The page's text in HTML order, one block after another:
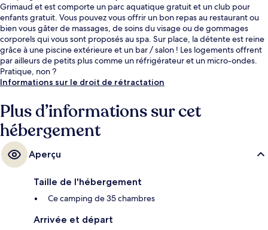
Grimaud et est comporte un parc aquatique gratuit et un club pour
enfants gratuit. Vous pouvez vous offrir un bon repas au restaurant ou
bien vous gâter de massages, de soins du visage ou de gommages
corporels qui vous sont proposés au spa. Sur place, la détente est reine
grâce à une piscine extérieure et un bar / salon ! Les logements offrent
par ailleurs de petits plus comme un réfrigérateur et un micro-ondes.
Pratique, non ?
Informations sur le droit de rétractation
Plus d’informations sur cet
hébergement
Aperçu
Taille de l'hébergement
Ce camping de 35 chambres
Arrivée et départ